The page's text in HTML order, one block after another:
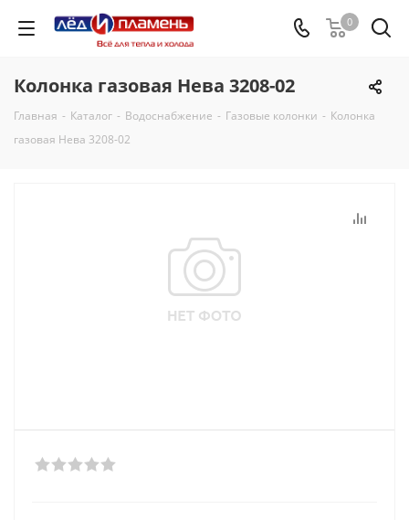
0
Колонка газовая Нева 3208-02
Главная - Каталог - Водоснабжение - Газовые колонки - Колонка
газовая Нева 3208-02